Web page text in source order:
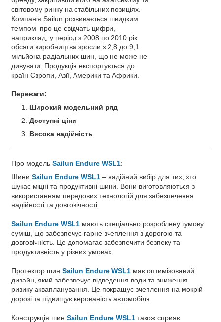
світовому ринку на стабільних позиціях.
Компанія Sailun розвивається швидким
темпом, про це свідчать цифри,
наприклад, у період з 2008 по 2010 рік
обсяги виробництва зросли з 2,8 до 9,1
мільйона радіальних шин, що не може не
дивувати. Продукція експортується до
країн Європи, Азії, Америки та Африки.
Переваги:
Широкий модельний ряд
Доступні ціни
Висока надійність
Про модель Sailun Endure WSL1:
Шини Sailun Endure WSL1 – надійний вибір для тих, хто
шукає міцні та продуктивні шини. Вони виготовляються з
використанням передових технологій для забезпечення
надійності та довговічності.
Sailun Endure WSL1 мають спеціально розроблену гумову
суміш, що забезпечує гарне зчеплення з дорогою та
довговічність. Це допомагає забезпечити безпеку та
продуктивність у різних умовах.
Протектор шин Sailun Endure WSL1 має оптимізований
дизайн, який забезпечує відведення води та зниження
ризику аквапланування. Це покращує зчеплення на мокрій
дорозі та підвищує керованість автомобіля.
Конструкція шин Sailun Endure WSL1 також сприяє